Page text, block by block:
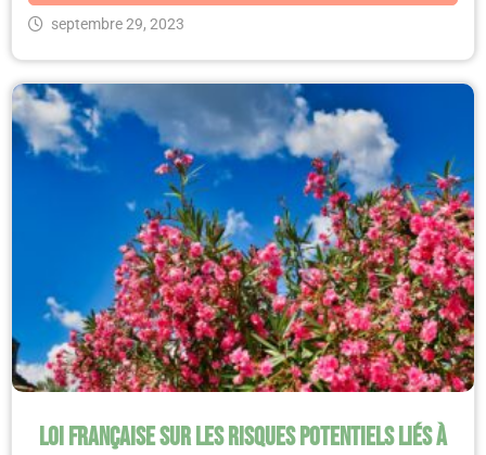
septembre 29, 2023
Loi française sur les risques potentiels liés à